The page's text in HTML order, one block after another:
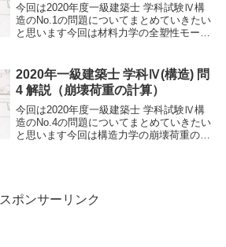
今回は2020年度一級建築士 学科試験Ⅳ構
造のNo.1の問題についてまとめていきたい
と思います今回は材料力学の全塑性モーメ
記事では初学者でも理解できるようにわか
りや...
2020年一級建築士 学科Ⅳ(構造) 問
4 解説（崩壊荷重の計算）
今回は2020年度一級建築士 学科試験Ⅳ構
造のNo.4の問題についてまとめていきたい
と思います今回は構造力学の崩壊荷重の問
スポンサーリンク